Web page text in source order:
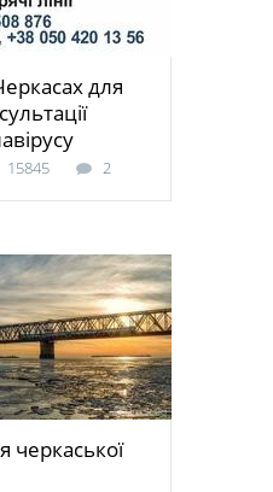
для
15845 2
черкаської